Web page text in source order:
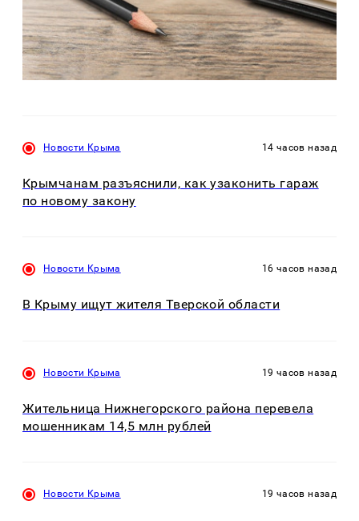
Новости Крыма 14 часов назад
Крымчанам разъяснили, как узаконить гараж
по новому закону
Новости Крыма 16 часов назад
В Крыму ищут жителя Тверской области
Новости Крыма 19 часов назад
Жительница Нижнегорского района перевела
мошенникам 14,5 млн рублей
Новости Крыма 19 часов назад